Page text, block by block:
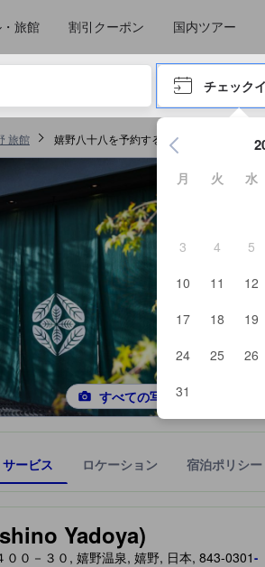
旅館 割引クーポン 国内ツアー
を入力し、矢印キーやタブキーで進み、エンタ
チェック
エンターキーを押
月 火 水
3
4 5
10
11 12
17
18 19
24
25 26
31
旅館 嬉野八十八を予約する
すべての写真を見る
ービス ロケーション 宿泊ポリシー
Yadoya)
った情報であり、宿泊施設に備わってい
０－３０, 嬉野温泉, 嬉野, 日本, 843-0301-